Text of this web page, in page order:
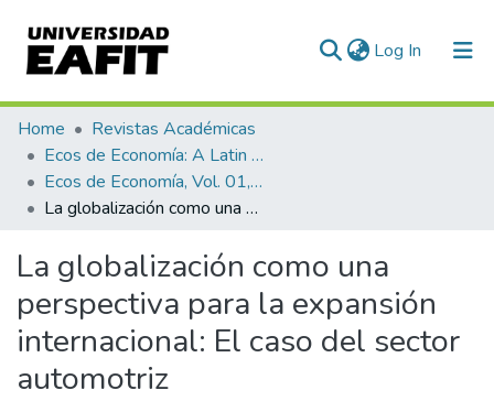
Log In (current)
Communities & Collections
All of DSpace
Statistics
Home
Revistas Académicas
Ecos de Economía: A Latin American Journal of Applied Economics
Ecos de Economía, Vol. 01, No. 04 (1997)
La globalización como una perspectiva para la expansión internacional: El caso del sector automotriz
La globalización como una
perspectiva para la expansión
internacional: El caso del sector
automotriz